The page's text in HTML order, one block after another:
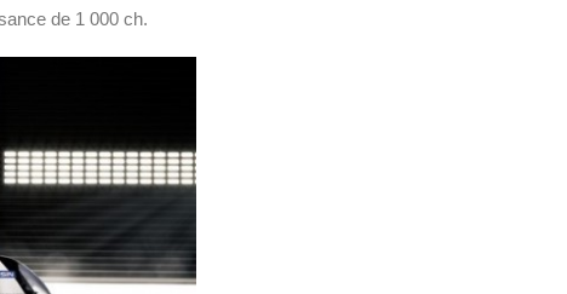
de 1 000 ch.